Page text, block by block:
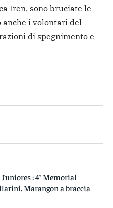
Iren, sono bruciate le
anche i volontari del
di spegnimento e
: 4° Memorial
Marangon a braccia